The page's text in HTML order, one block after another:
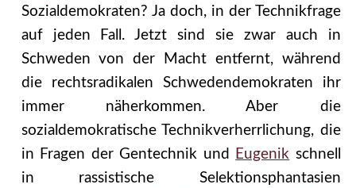
Sozialdemokraten? Ja doch, in der Technikfrage
auf jeden Fall. Jetzt sind sie zwar auch in
Schweden von der Macht entfernt, während
die rechtsradikalen Schwedendemokraten ihr
immer näherkommen. Aber die
sozialdemokratische Technikverherrlichung, die
in Fragen der Gentechnik und
Eugenik schnell
in rassistische Selektionsphantasien